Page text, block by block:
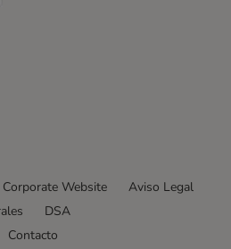
Corporate Website
Aviso Legal
DSA
Contacto